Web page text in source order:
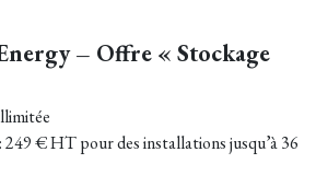
– Offre « Stockage
249 € HT pour des installations jusqu’à 36